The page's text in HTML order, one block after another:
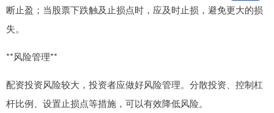
断止盈；当股票下跌触及止损点时，应及时止损，避免更大的损
失。
**风险管理**
配资投资风险较大，投资者应做好风险管理。分散投资、控制杠
杆比例、设置止损点等措施，可以有效降低风险。